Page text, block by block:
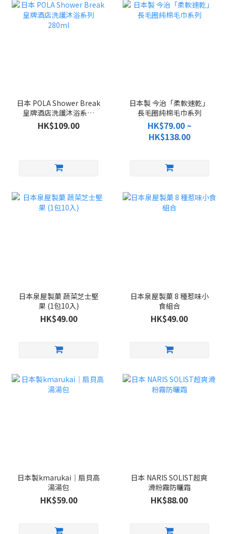
日本 POLA Shower Break
皇牌酒店洗護沐浴系列
280ml
HK$109.00
日本製 今治「柔軟速乾」
長毛圈純棉毛巾系列
HK$79.00 ~
HK$138.00
日本泉屋製菓 蔬菜芝士堅
果 (1包10入)
HK$49.00
日本泉屋製菓 8 種惹味小
食組合
HK$49.00
日本製kmarukai｜扇貝高
湯湯包
HK$59.00
日本 NARIS SOLIST超爽
滑粉霧防曬霜
HK$88.00